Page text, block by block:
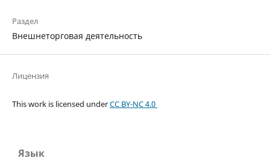
Раздел
Внешнеторговая деятельность
Лицензия
This work is licensed underCC BY-NC 4.0
Язык